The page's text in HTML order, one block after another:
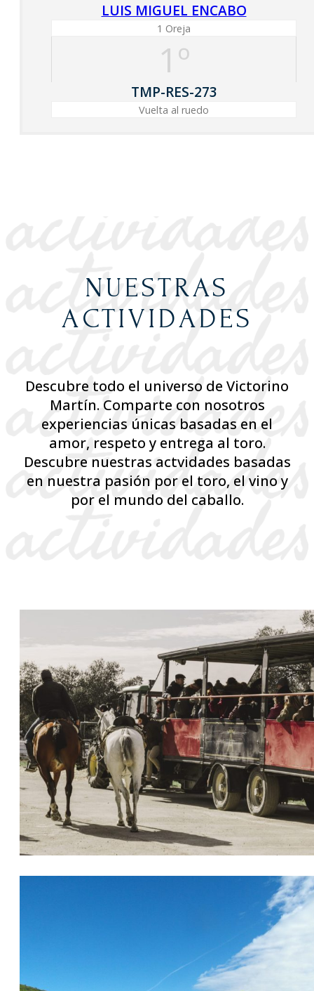
LUIS MIGUEL ENCABO
1 Oreja
1º
Vuelta al ruedo
TMP-RES-273
NUESTRAS
ACTIVIDADES
Descubre todo el universo de Victorino
Martín. Comparte con nosotros
experiencias únicas basadas en el
amor, respeto y entrega al toro.
Descubre nuestras actvidades basadas
en nuestra pasión por el toro, el vino y
por el mundo del caballo.